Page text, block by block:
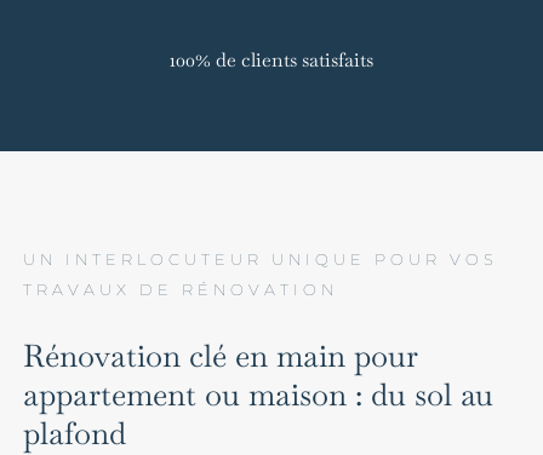
100% de clients satisfaits
UN INTERLOCUTEUR UNIQUE POUR VOS
TRAVAUX DE RÉNOVATION
Rénovation clé en main pour
appartement ou maison : du sol au
plafond